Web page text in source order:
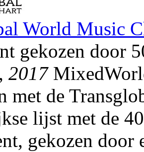
World Music
gekozen door
2017
met de
lijst met de
gekozen